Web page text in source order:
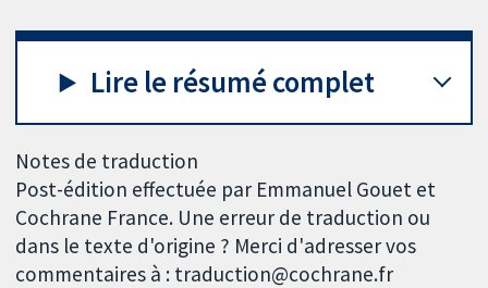
Lire le résumé complet
Notes de traduction
Post-édition effectuée par Emmanuel Gouet et
Cochrane France. Une erreur de traduction ou
dans le texte d'origine ? Merci d'adresser vos
commentaires à : traduction@cochrane.fr